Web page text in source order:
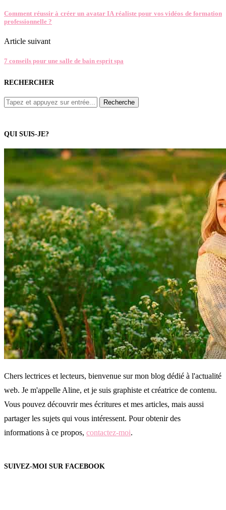
Comment réussir à créer un avatar IA réaliste pour vos vidéos de formation
professionnelle ?
Article suivant
7 conseils pour une salle de bain esprit spa
RECHERCHER
QUI SUIS-JE?
Chers lectrices et lecteurs, bienvenue sur mon blog dédié à l'actualité
web. Je m'appelle Aline, et je suis graphiste et créatrice de contenu.
Vous pouvez découvrir mes écritures et mes articles, mais aussi
partager les sujets qui vous intéressent. Pour obtenir des
informations à ce propos, contactez-moi.
SUIVEZ-MOI SUR FACEBOOK